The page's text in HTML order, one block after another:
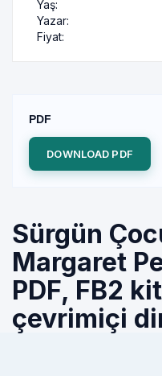
Yaş:
Yazar:
Fiyat:
PDF
DOWNLOAD PDF
Sürgün
Margaret
PDF, FB2
çevrimiçi